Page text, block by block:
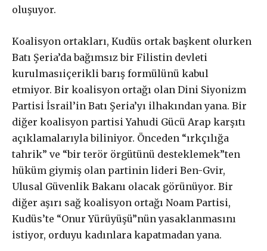
Abone paketleri arasında fark var
£50 / yıllık ABONE OL
£100 / yıllık ABONE OL
oluşuyor.
Koalisyon ortakları, Kudüs ortak başkent olurken
Batı Şeria’da bağımsız bir Filistin devleti
kurulmasıiçeriklibarış formülünü kabul
etmiyor. Bir koalisyon ortağı olan Dini Siyonizm
Partisi İsrail’in Batı Şeria’yı ilhakından yana. Bir
diğer koalisyon partisiYahudi Gücü Arap karşıtı
açıklamalarıylabiliniyor. Önceden “ırkçılığa
tahrik” ve “bir terör örgütünü desteklemek”ten
hüküm giymiş olan partinin lideri Ben-Gvir,
Ulusal Güvenlik Bakanı olacak görünüyor. Bir
diğer aşırı sağ koalisyon ortağı Noam Partisi,
Kudüs’te “OnurYürüyüşü”nünyasaklanmasını
istiyor, orduyu kadınlara kapatmadan yana.